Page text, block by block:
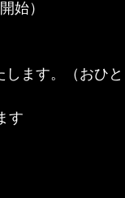
始）
ます。（おひ
す